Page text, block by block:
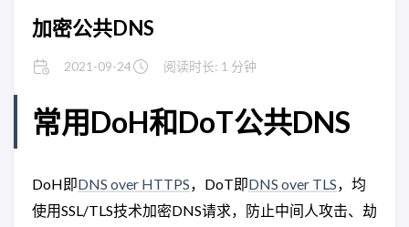
加密公共DNS
2021-09-24 阅读时长: 1 分钟
常用DoH和DoT公共DNS
DoH即DNS over HTTPS，DoT即DNS over TLS，均
使用SSL/TLS技术加密DNS请求，防止中间人攻击、劫